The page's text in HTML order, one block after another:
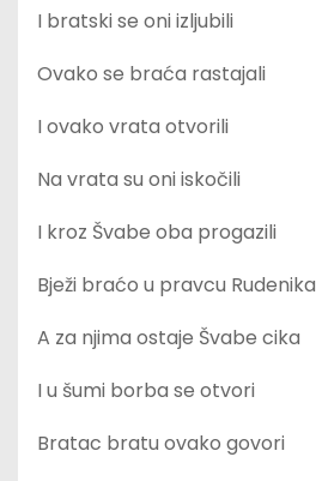
I bratski se oni izljubili
Ovako se braća rastajali
I ovako vrata otvorili
Na vrata su oni iskočili
I kroz Švabe oba progazili
Bježi braćo u pravcu Rudenika
A za njima ostaje Švabe cika
I u šumi borba se otvori
Bratac bratu ovako govori